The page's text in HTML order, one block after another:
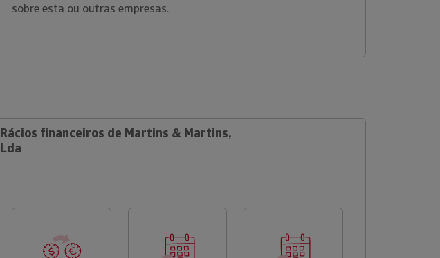
sobre esta ou outras empresas.
Rácios financeiros de Martins & Martins,
Lda